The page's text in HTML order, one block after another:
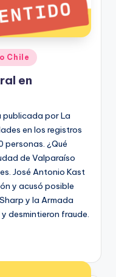
Chile
en
publicada por La
en los registros
personas. ¿Qué
de Valparaíso
José Antonio Kast
y acusó posible
y la Armada
desmintieron fraude.